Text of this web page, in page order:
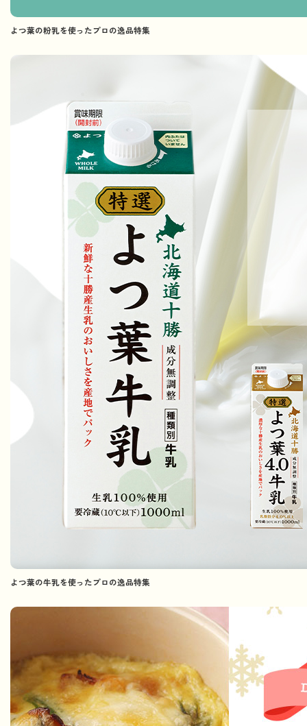
よつ葉の粉乳を使ったプロの逸品特集
よつ葉の牛乳を使ったプロの逸品特集